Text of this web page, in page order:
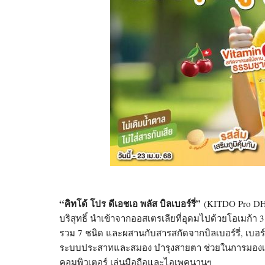
“คิทโด้ โปร ดีเอชเอ พลัส บิลเบอร์รี่” (KITDO Pro
บริสุทธิ์ นำเข้าจากออสเตรเลียที่อุดมไปด้วยโอเมก้
รวม 7 ชนิด และผสานกับสารสกัดจากบิลเบอร์รี่, เบ
ระบบประสาทและสมอง บำรุงสายตา ช่วยในการมอ
คอมพิวเตอร์ เล่นมือถือและไอเพคนานๆ